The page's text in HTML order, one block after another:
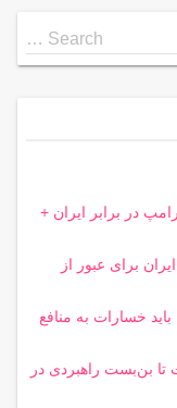
Search …
در برابر ایران +
برای عبور از
خسارات به منافع
تا بن‌بست راهبردی در